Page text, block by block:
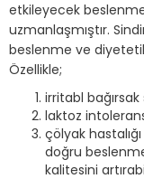
etkileyecek
uzmanlaşmıştır.
beslenme ve
Özellikle;
irritabl
laktoz
çölyak
doğru
kalitesini